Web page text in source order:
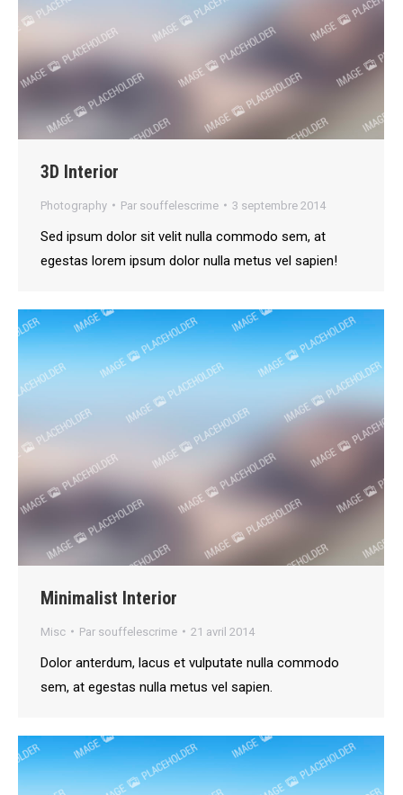
3D Interior
Photography Par souffelescrime 3 septembre 2014
Sed ipsum dolor sit velit nulla commodo sem, at
egestas lorem ipsum dolor nulla metus vel sapien!
Minimalist Interior
Misc Par souffelescrime 21 avril 2014
Dolor anterdum, lacus et vulputate nulla commodo
sem, at egestas nulla metus vel sapien.